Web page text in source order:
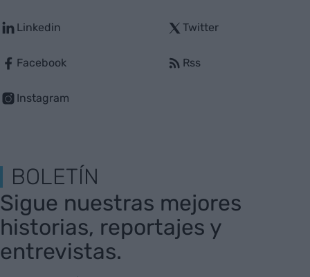
Linkedin
Facebook
Instagram
Twitter
Rss
BOLETÍN
Sigue nuestras mejores
historias, reportajes y
entrevistas.